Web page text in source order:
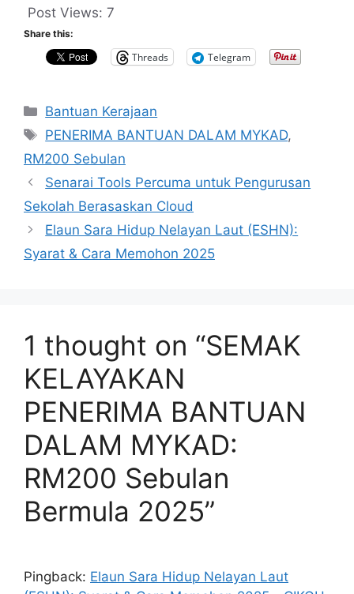
Post Views: 7
Share this:
Threads Telegram
Categories
Bantuan Kerajaan
Tags
PENERIMA BANTUAN DALAM MYKAD,
RM200 Sebulan
Senarai Tools Percuma untuk Pengurusan
Sekolah Berasaskan Cloud
Elaun Sara Hidup Nelayan Laut (ESHN):
Syarat & Cara Memohon 2025
1 thought on “SEMAK
KELAYAKAN
PENERIMA BANTUAN
DALAM MYKAD:
RM200 Sebulan
Bermula 2025”
Pingback: Elaun Sara Hidup Nelayan Laut